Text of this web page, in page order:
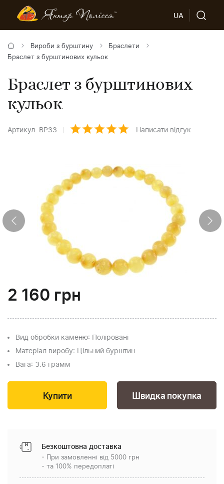
UA
Вироби з бурштину
Браслети
Браслет з бурштинових кульок
Браслет з бурштинових
кульок
Артикул: BP33 Написати відгук
2 160 грн
Вид обробки каменю: Поліровані
Матеріал виробу: Цільний бурштин
Вага: 3.6 грамм
Швидка покупка
Безкоштовна доставка
- При замовленні від 5000 грн
- та 100% передоплаті